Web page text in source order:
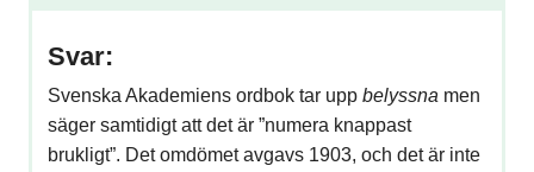
Svar:
Svenska Akademiens ordbok tar upp belyssna men
säger samtidigt att det är ”numera knappast
brukligt”. Det omdömet avgavs 1903, och det är inte